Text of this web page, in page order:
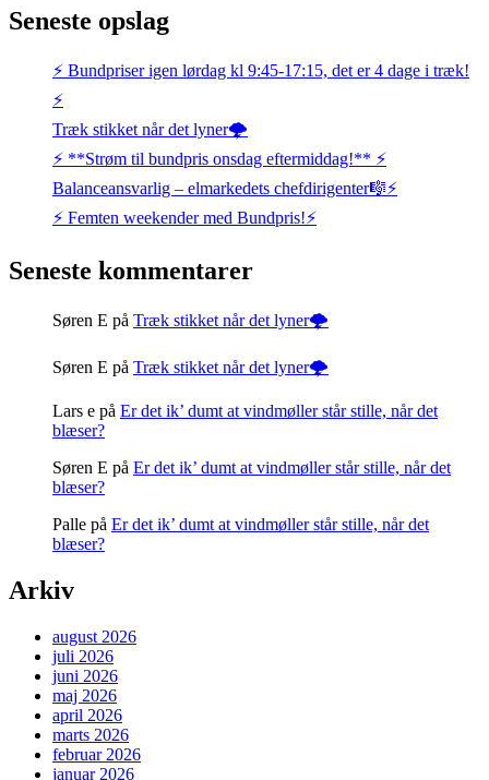
Seneste opslag
⚡️ Bundpriser igen lørdag kl 9:45-17:15, det er 4 dage i træk!
⚡️
Træk stikket når det lyner🌩️
⚡️ **Strøm til bundpris onsdag eftermiddag!** ⚡️
Balanceansvarlig – elmarkedets chefdirigenter🎼⚡
⚡️ Femten weekender med Bundpris!⚡️
Seneste kommentarer
Søren E på Træk stikket når det lyner🌩️
Søren E på Træk stikket når det lyner🌩️
Lars e på Er det ik’ dumt at vindmøller står stille, når det
blæser?
Søren E på Er det ik’ dumt at vindmøller står stille, når det
blæser?
Palle på Er det ik’ dumt at vindmøller står stille, når det
blæser?
Arkiv
august 2026
juli 2026
juni 2026
maj 2026
april 2026
marts 2026
februar 2026
januar 2026